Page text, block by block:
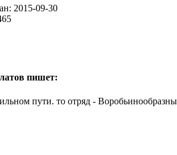
2015-09-30
пишет:
пути. то отряд -